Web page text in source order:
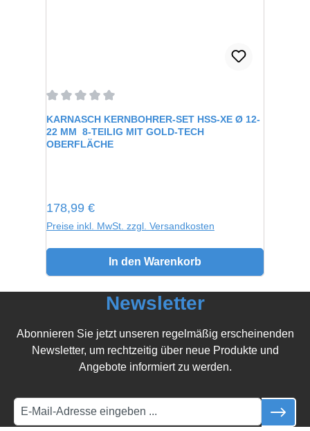
KARNASCH KERNBOHRER-SET HSS-XE Ø 12-
22 MM  8-TEILIG MIT GOLD-TECH
OBERFLÄCHE
Regulärer Preis:
178,99 €
Preise inkl. MwSt. zzgl. Versandkosten
In den Warenkorb
Newsletter
Abonnieren Sie jetzt unseren regelmäßig erscheinenden
Newsletter, um rechtzeitig über neue Produkte und
Angebote informiert zu werden.